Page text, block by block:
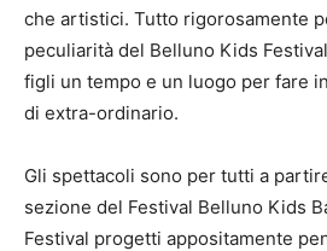
che artistici. Tutto rigorosamente
peculiarità del Belluno Kids
figli un tempo e un luogo per fare
di extra-ordinario.
Gli spettacoli sono per tutti a
sezione del Festival Belluno Kids
Festival progetti appositamente